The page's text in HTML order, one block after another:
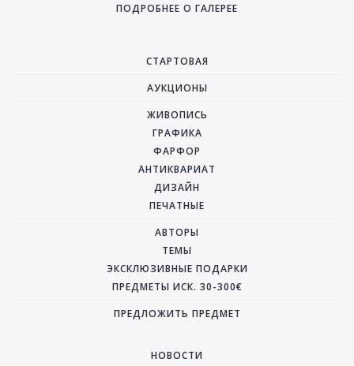
ПОДРОБНЕЕ О ГАЛЕРЕЕ
СТАРТОВАЯ
АУКЦИОНЫ
ЖИВОПИСЬ
ГРАФИКА
ФАРФОР
АНТИКВАРИАТ
ДИЗАЙН
ПЕЧАТНЫЕ
АВТОРЫ
ТЕМЫ
ЭКСКЛЮЗИВНЫЕ ПОДАРКИ
ПРЕДМЕТЫ ИСК. 30-300€
ПРЕДЛОЖИТЬ ПРЕДМЕТ
НОВОСТИ